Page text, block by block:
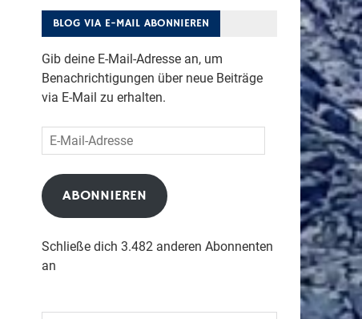
BLOG VIA E-MAIL ABONNIEREN
Gib deine E-Mail-Adresse an, um
Benachrichtigungen über neue Beiträge
via E-Mail zu erhalten.
E-
Mail-
Adresse
ABONNIEREN
Schließe dich 3.482 anderen Abonnenten
an